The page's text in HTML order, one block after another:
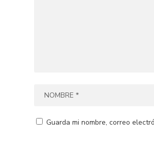
Guarda mi nombre, correo